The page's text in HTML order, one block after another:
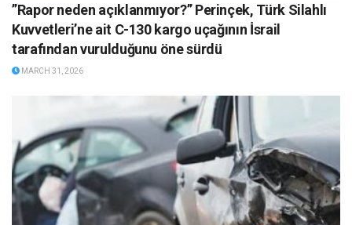
”Rapor neden açıklanmıyor?” Perinçek, Türk Silahlı
Kuvvetleri’ne ait C-130 kargo uçağının İsrail
tarafından vurulduğunu öne sürdü
MARCH 31, 2026